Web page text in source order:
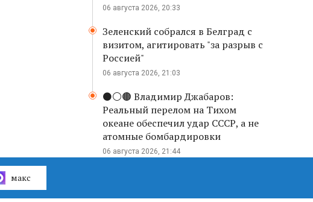
06 августа 2026, 20:33
Зеленский собрался в Белград с
визитом, агитировать "за разрыв с
Россией"
06 августа 2026, 21:03
⚫️⚪️🟤 Владимир Джабаров:
Реальный перелом на Тихом
океане обеспечил удар СССР, а не
атомные бомбардировки
06 августа 2026, 21:44
макс